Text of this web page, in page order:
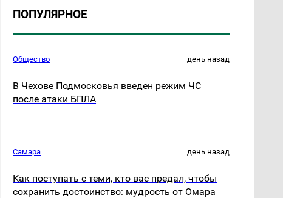
ПОПУЛЯРНОЕ
Общество день назад
В Чехове Подмосковья введен режим ЧС
после атаки БПЛА
Самара день назад
Как поступать с теми, кто вас предал, чтобы
сохранить достоинство: мудрость от Омара